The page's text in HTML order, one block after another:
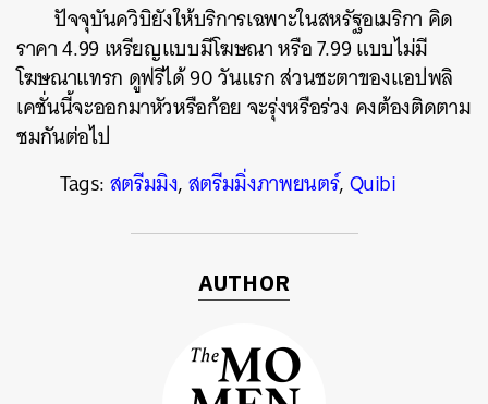
ปัจจุบันควิบิยังให้บริการเฉพาะในสหรัฐอเมริกา คิด
ราคา 4.99 เหรียญแบบมีโฆษณา หรือ 7.99 แบบไม่มี
โฆษณาแทรก ดูฟรีได้ 90 วันแรก ส่วนชะตาของแอปพลิ
เคชั่นนี้จะออกมาหัวหรือก้อย จะรุ่งหรือร่วง คงต้องติดตาม
ชมกันต่อไป
Tags:สตรีมมิง,สตรีมมิ่งภาพยนตร์,Quibi
AUTHOR